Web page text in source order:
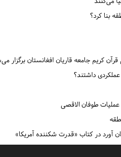
بنا کرد؟
قرآن کریم جامعه قاریان افغانستان برگزار
داشتند؟
طوفان الاقصی
آورد در کتاب «قدرت شکننده آمریکا»